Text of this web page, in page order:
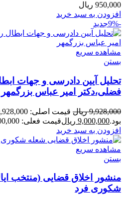
950,000 ریال
افزودن به سبد خرید
-9%
جدید
مشاهده سریع
بستن
تحلیل آیین دادرسی و جهات
فضلی،دکتر امیر عباس بزرگمهر
9,928,000 ریال
بود.9,000,000 ریالقیمت فعلی: 9,000,000 ریال.
افزودن به سبد خرید
مشاهده سریع
بستن
منشور اخلاق قضایی (منتخب
شکوری فرد